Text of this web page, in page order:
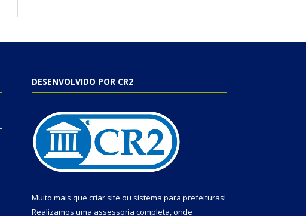
DESENVOLVIDO POR CR2
Muito mais que criar site ou sistema para prefeituras!
Realizamos uma assessoria completa, onde